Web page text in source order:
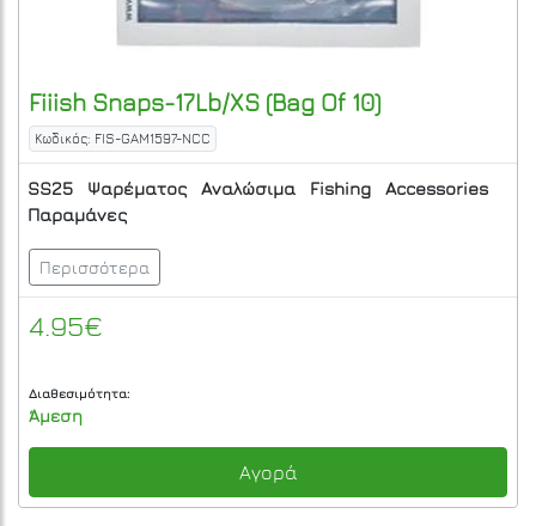
Fiiish Snaps-17Lb/XS (Bag Of 10)
Κωδικός: FIS-GAM1597-NCC
SS25 Ψαρέματος Αναλώσιμα Fishing
Accessories
Παραμάνες
Περισσότερα
4.95€
Διαθεσιμότητα:
Άμεση
Αγορά